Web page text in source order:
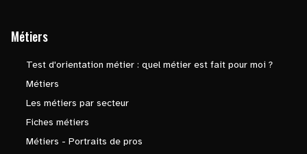
Métiers
Test d'orientation métier : quel métier est fait pour moi ?
Métiers
Les métiers par secteur
Fiches métiers
Métiers - Portraits de pros